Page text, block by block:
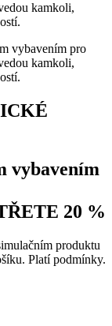
kamkoli,
vybavením pro
kamkoli,
vybavením
20 %
produktu
Platí podmínky.